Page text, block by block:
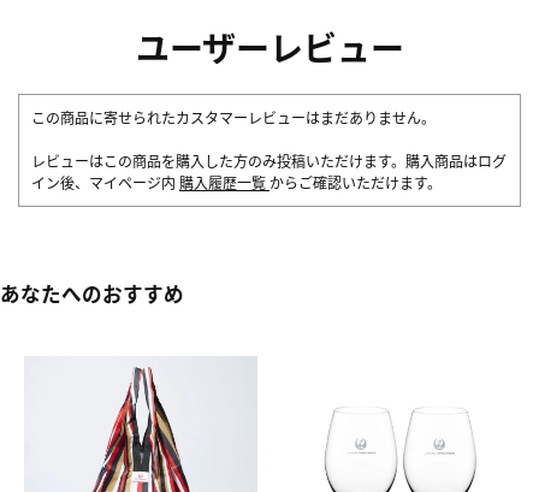
ユーザーレビュー
この商品に寄せられたカスタマーレビューはまだありません。
レビューはこの商品を購入した方のみ投稿いただけます。購入商品はログ
イン後、マイページ内 購入履歴一覧 からご確認いただけます。
あなたへのおすすめ